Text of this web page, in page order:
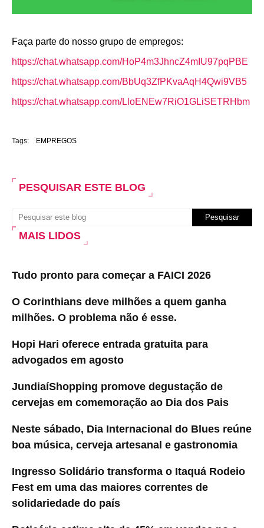
Faça parte do nosso grupo de empregos:
https://chat.whatsapp.com/HoP4m3JhncZ4mIU97pqPBE
https://chat.whatsapp.com/BbUq3ZfPKvaAqH4Qwi9VB5
https://chat.whatsapp.com/LloENEw7RiO1GLiSETRHbm
Tags: EMPREGOS
PESQUISAR ESTE BLOG
MAIS LIDOS
Tudo pronto para começar a FAICI 2026
O Corinthians deve milhões a quem ganha
milhões. O problema não é esse.
Hopi Hari oferece entrada gratuita para
advogados em agosto
JundiaíShopping promove degustação de
cervejas em comemoração ao Dia dos Pais
Neste sábado, Dia Internacional do Blues reúne
boa música, cerveja artesanal e gastronomia
Ingresso Solidário transforma o Itaquá Rodeio
Fest em uma das maiores correntes de
solidariedade do país